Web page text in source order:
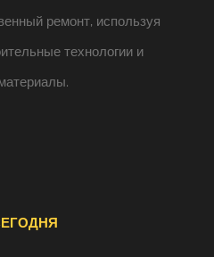
ремонт, используя
технологии и